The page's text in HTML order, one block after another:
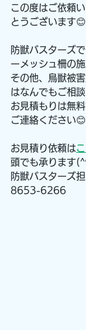
この度はご依頼
とうございます😊
防獣バスターズ
ーメッシュ柵の
その他、鳥獣被
はなんでもご相談
お見積もりは無
ご連絡ください😊
お見積り依頼は
頭でも承ります
防獣バスターズ
8653-6266